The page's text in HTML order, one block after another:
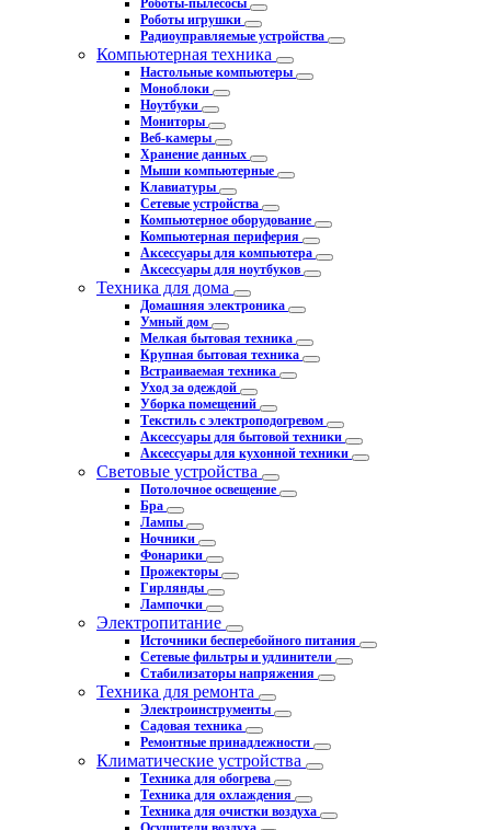
Роботы-пылесосы
Роботы игрушки
Радиоуправляемые устройства
Компьютерная техника
Настольные компьютеры
Моноблоки
Ноутбуки
Мониторы
Веб-камеры
Хранение данных
Мыши компьютерные
Клавиатуры
Сетевые устройства
Компьютерное оборудование
Компьютерная периферия
Аксессуары для компьютера
Аксессуары для ноутбуков
Техника для дома
Домашняя электроника
Умный дом
Мелкая бытовая техника
Крупная бытовая техника
Встраиваемая техника
Уход за одеждой
Уборка помещений
Текстиль с электроподогревом
Аксессуары для бытовой техники
Аксессуары для кухонной техники
Световые устройства
Потолочное освещение
Бра
Лампы
Ночники
Фонарики
Прожекторы
Гирлянды
Лампочки
Электропитание
Источники бесперебойного питания
Сетевые фильтры и удлинители
Стабилизаторы напряжения
Техника для ремонта
Электроинструменты
Садовая техника
Ремонтные принадлежности
Климатические устройства
Техника для обогрева
Техника для охлаждения
Техника для очистки воздуха